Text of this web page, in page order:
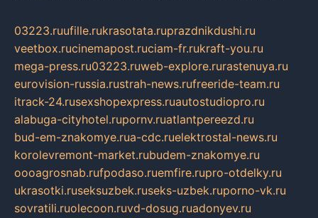
03223.ruufille.rukrasotata.ruprazdnikdushi.ru
veetbox.rucinemapost.ruciam-fr.rukraft-you.ru
mega-press.ru03223.ruweb-explore.rurastenuya.ru
eurovision-russia.rustrah-news.rufreeride-team.ru
itrack-24.rusexshopexpress.ruautostudiopro.ru
alabuga-cityhotel.rupornv.ruatlantpereezd.ru
bud-em-znakomye.rua-cdc.ruelektrostal-news.ru
korolevremont-market.rubudem-znakomye.ru
oooagrosnab.rufpodaso.ruemfire.rupro-otdelky.ru
ukrasotki.ruseksuzbek.ruseks-uzbek.ruporno-vk.ru
sovratili.ruolecoon.ruvd-dosug.ruadonyev.ru